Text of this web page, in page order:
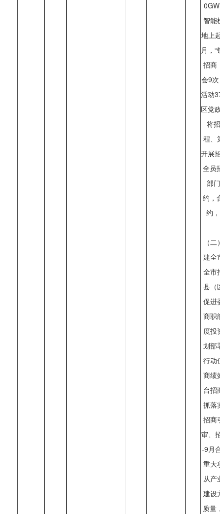
智能
地上
月，
招商
会9
活动
区党
将
程、
开展
全员
部
约，
约
（
建全
全市
县（
促进
商职
度投
划部
行动
商绩
台招
抓落
招商
审、
-9月
重大
从产
建设
质量